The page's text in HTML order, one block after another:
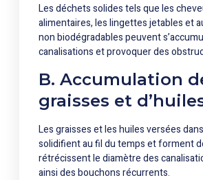
Les déchets solides tels que les
alimentaires, les lingettes jetables et
non biodégradables peuvent
canalisations et provoquer des
B. Accumulation
graisses et
Les graisses et les huiles versées
solidifient au fil du temps et forment
rétrécissent le diamètre des
ainsi des bouchons récurrents.